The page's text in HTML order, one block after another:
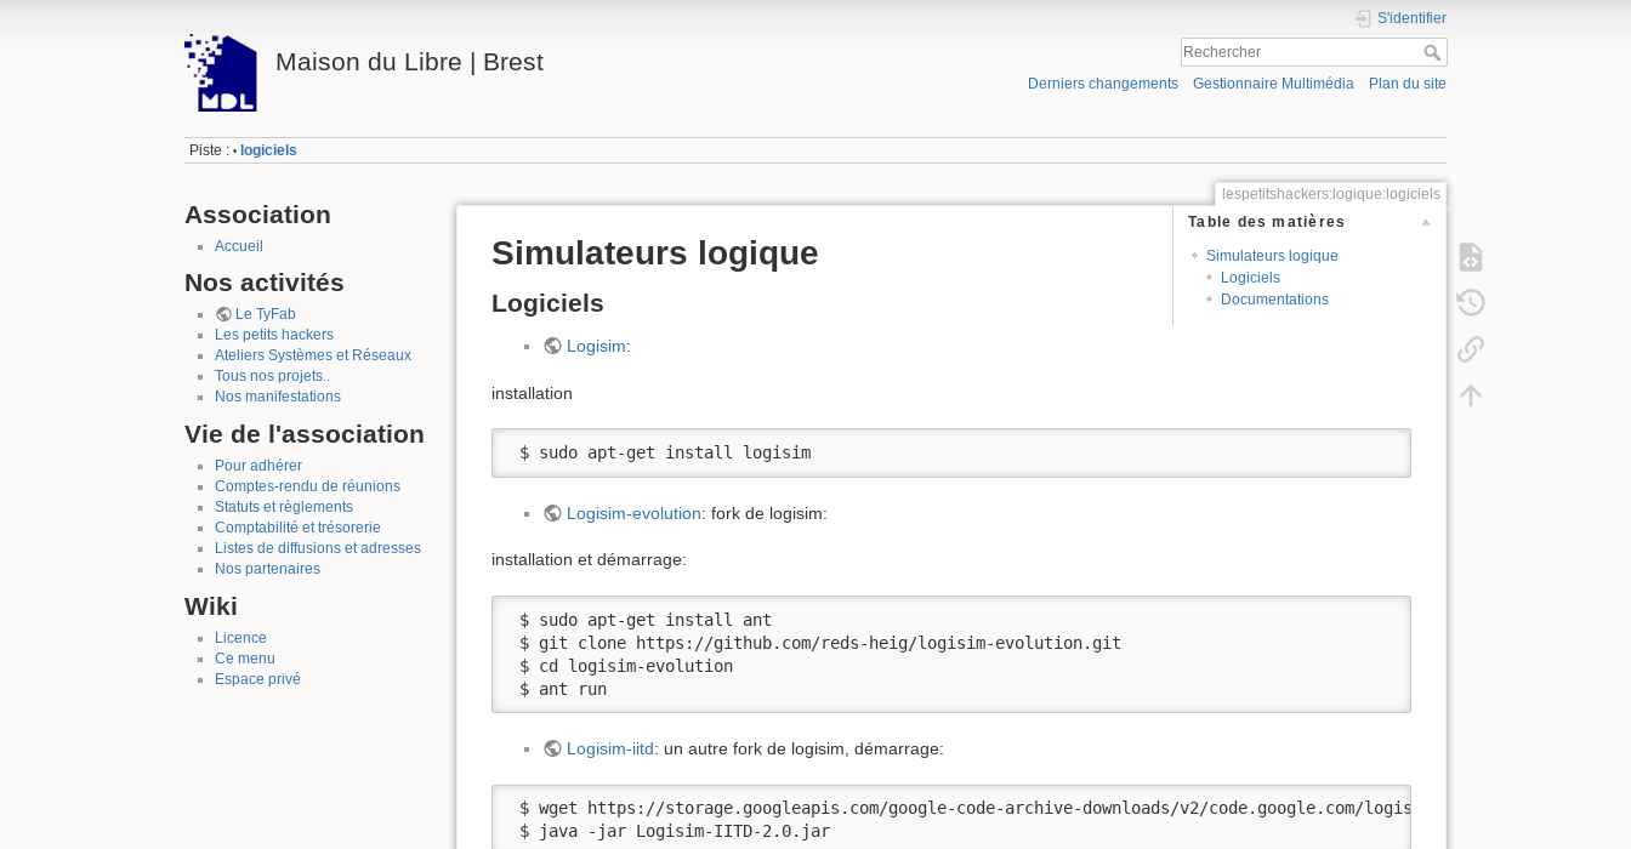
Maison du Libre | Brest
S'identifier
Derniers changements Gestionnaire Multimédia Plan du site
Piste : • logiciels
Association
Accueil
Nos activités
Le TyFab
Les petits hackers
Ateliers Systèmes et Réseaux
Tous nos projets..
Nos manifestations
Vie de l'association
Pour adhérer
Comptes-rendu de réunions
Statuts et règlements
Comptabilité et trésorerie
Listes de diffusions et adresses
Nos partenaires
Wiki
Licence
Ce menu
Espace privé
lespetitshackers:logique:logiciels
Table des matières
Simulateurs logique
Logiciels
Documentations
Simulateurs logique
Logiciels
Logisim:
installation
$ sudo apt-get install logisim
Logisim-evolution: fork de logisim:
installation et démarrage:
$ sudo apt-get install ant
$ git clone https://github.com/reds-heig/logisim-evolution.git
$ cd logisim-evolution
$ ant run
Logisim-iitd: un autre fork de logisim, démarrage:
$ wget https://storage.googleapis.com/google-code-archive-downloads/v2/code.google.com/logisim-iitd/Logisim-IITD-
$ java -jar Logisim-IITD-2.0.jar